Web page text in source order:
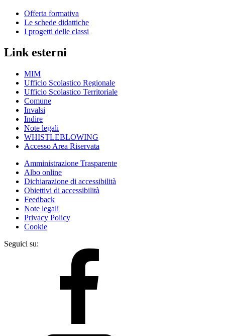
Offerta formativa
Le schede didattiche
I progetti delle classi
Link esterni
MIM
Ufficio Scolastico Regionale
Ufficio Scolastico Territoriale
Comune
Invalsi
Indire
Note legali
WHISTLEBLOWING
Accesso Area Riservata
Amministrazione Trasparente
Albo online
Dichiarazione di accessibilità
Obiettivi di accessibilità
Feedback
Note legali
Privacy Policy
Cookie
Seguici su: